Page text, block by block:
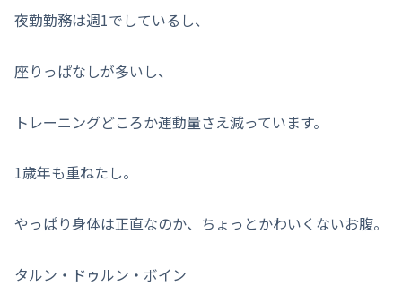
夜勤勤務は週1でしているし、
座りっぱなしが多いし、
トレーニングどころか運動量さえ減っています。
1歳年も重ねたし。
やっぱり身体は正直なのか、ちょっとかわいくないお腹。
タルン・ドゥルン・ボイン